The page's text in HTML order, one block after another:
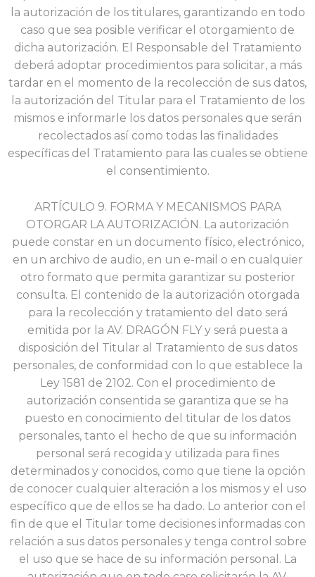
la autorización de los titulares, garantizando en todo
caso que sea posible verificar el otorgamiento de
dicha autorización. El Responsable del Tratamiento
deberá adoptar procedimientos para solicitar, a más
tardar en el momento de la recolección de sus datos,
la autorización del Titular para el Tratamiento de los
mismos e informarle los datos personales que serán
recolectados así como todas las finalidades
específicas del Tratamiento para las cuales se obtiene
el consentimiento.
ARTÍCULO 9. FORMA Y MECANISMOS PARA
OTORGAR LA AUTORIZACIÓN. La autorización
puede constar en un documento físico, electrónico,
en un archivo de audio, en un e-mail o en cualquier
otro formato que permita garantizar su posterior
consulta. El contenido de la autorización otorgada
para la recolección y tratamiento del dato será
emitida por la AV. DRAGÓN FLY y será puesta a
disposición del Titular al Tratamiento de sus datos
personales, de conformidad con lo que establece la
Ley 1581 de 2102. Con el procedimiento de
autorización consentida se garantiza que se ha
puesto en conocimiento del titular de los datos
personales, tanto el hecho de que su información
personal será recogida y utilizada para fines
determinados y conocidos, como que tiene la opción
de conocer cualquier alteración a los mismos y el uso
específico que de ellos se ha dado. Lo anterior con el
fin de que el Titular tome decisiones informadas con
relación a sus datos personales y tenga control sobre
el uso que se hace de su información personal. La